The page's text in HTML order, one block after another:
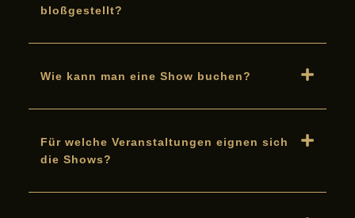
bloßgestellt?
Wie kann man eine Show buchen?
Für welche Veranstaltungen eignen sich
die Shows?